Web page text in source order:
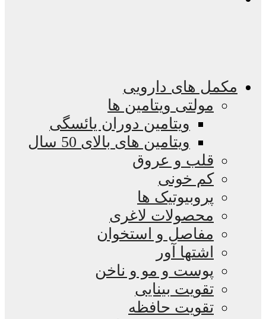
مکمل های دارویی
مولتی ویتامین ها
ویتامین دوران یائسگی
ویتامین های بالای 50 سال
قلب و عروق
کم خونی
پروبیوتیک ها
محصولات لاغری
مفاصل و استخوان
اشتها آور
پوست و مو و ناخن
تقویت بینایی
تقویت حافظه